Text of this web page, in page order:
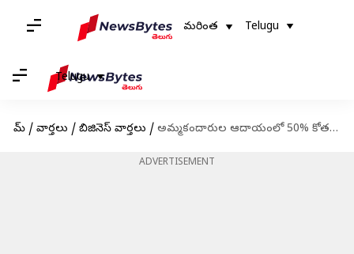
మరింత Telugu
Telugu
హోమ్ / వార్తలు / బిజినెస్ వార్తలు / అమ్మకందారుల ఆదాయంలో 50% కోత వేస్తున్న అమెజాన్
ADVERTISEMENT